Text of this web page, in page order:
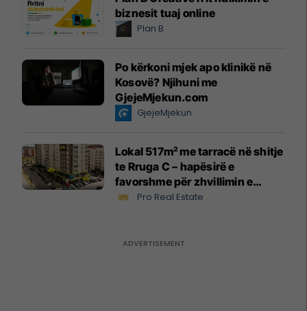
biznesit tuaj online
Plan B
Po kërkoni mjek apo klinikë në
Kosovë? Njihuni me
GjejeMjekun.com
GjejeMjekun
Lokal 517m² me tarracë në shitje
te Rruga C – hapësirë e
favorshme për zhvillimin e
biznesit #15796
Pro Real Estate